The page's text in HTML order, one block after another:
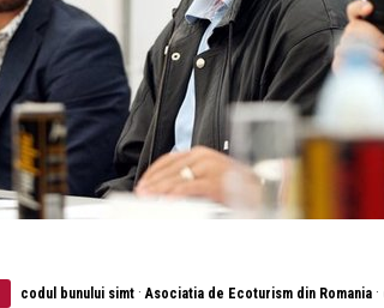
codul bunului simt ·Asociatia de Ecoturism din Romania ·